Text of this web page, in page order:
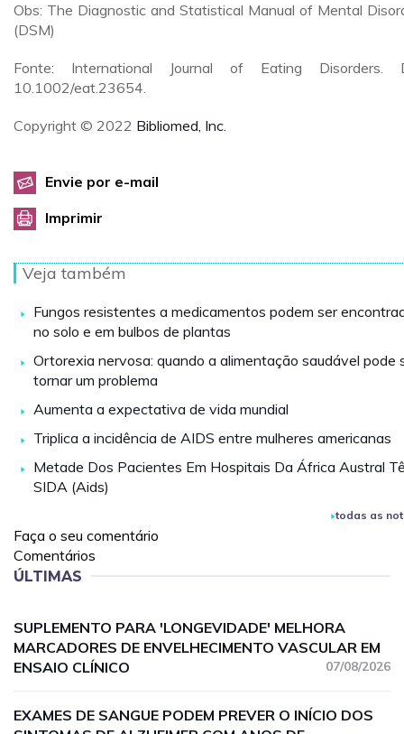
Obs: The Diagnostic and Statistical Manual of Mental
(DSM)
Fonte: International Journal of Eating Disorders.
10.1002/eat.23654.
Copyright © 2022 Bibliomed, Inc.
Envie por e-mail
Imprimir
Veja também
Fungos resistentes a medicamentos podem ser
no solo e em bulbos de plantas
Ortorexia nervosa: quando a alimentação saudável pode
tornar um problema
Aumenta a expectativa de vida mundial
Triplica a incidência de AIDS entre mulheres americanas
Metade Dos Pacientes Em Hospitais Da África Austral
SIDA (Aids)
todas as
Faça o seu comentário
Comentários
ÚLTIMAS
SUPLEMENTO PARA 'LONGEVIDADE' MELHORA
MARCADORES DE ENVELHECIMENTO VASCULAR EM
ENSAIO CLÍNICO
07/08/2026
EXAMES DE SANGUE PODEM PREVER O INÍCIO DOS